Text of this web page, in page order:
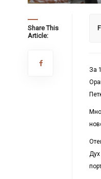
Share This
Article:
За
Дух